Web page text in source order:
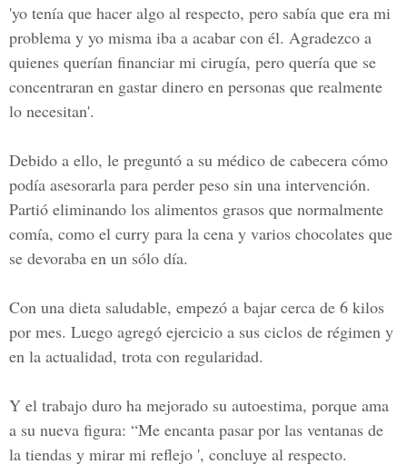
'yo tenía que hacer algo al respecto, pero sabía que era mi
problema y yo misma iba a acabar con él. Agradezco a
quienes querían financiar mi cirugía, pero quería que se
concentraran en gastar dinero en personas que realmente
lo necesitan'.
Debido a ello, le preguntó a su médico de cabecera cómo
podía asesorarla para perder peso sin una intervención.
Partió eliminando los alimentos grasos que normalmente
comía, como el curry para la cena y varios chocolates que
se devoraba en un sólo día.
Con una dieta saludable, empezó a bajar cerca de 6 kilos
por mes. Luego agregó ejercicio a sus ciclos de régimen y
en la actualidad, trota con regularidad.
Y el trabajo duro ha mejorado su autoestima, porque ama
a su nueva figura: “Me encanta pasar por las ventanas de
la tiendas y mirar mi reflejo ', concluye al respecto.